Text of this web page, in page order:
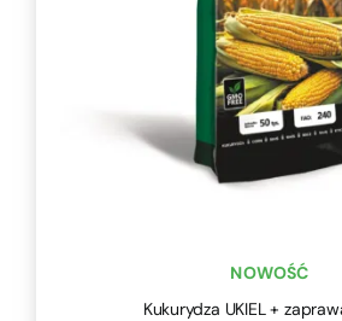
NOWOŚĆ
Kukurydza UKIEL +